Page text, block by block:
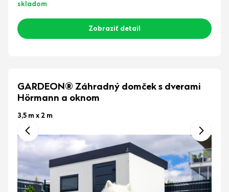
skladom
Zobraziť detail
GARDEON® Záhradný domček s dverami
Hörmann a oknom
3,5 m x 2 m